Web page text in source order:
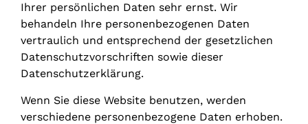
Ihrer persönlichen Daten sehr ernst. Wir
behandeln Ihre personenbezogenen Daten
vertraulich und entsprechend der gesetzlichen
Datenschutzvorschriften sowie dieser
Datenschutzerklärung.
Wenn Sie diese Website benutzen, werden
verschiedene personenbezogene Daten erhoben.